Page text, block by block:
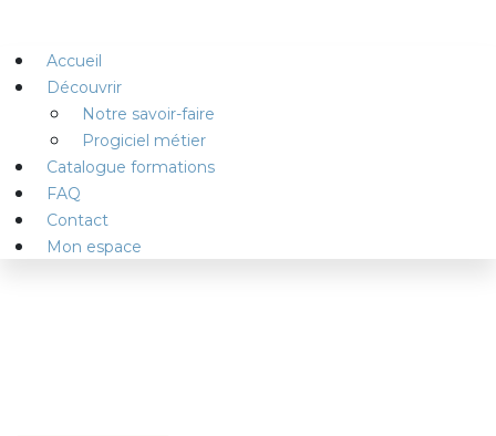
Accueil
Découvrir
Notre savoir-faire
Progiciel métier
Catalogue formations
FAQ
Contact
Mon espace